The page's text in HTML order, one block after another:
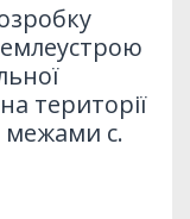
території
межами с.